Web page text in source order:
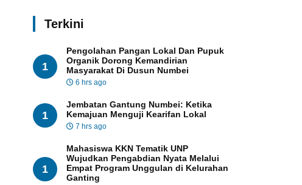
Terkini
1
Pengolahan Pangan Lokal Dan Pupuk
Organik Dorong Kemandirian
Masyarakat Di Dusun Numbei
6 hrs ago
1
Jembatan Gantung Numbei: Ketika
Kemajuan Menguji Kearifan Lokal
7 hrs ago
1
Mahasiswa KKN Tematik UNP
Wujudkan Pengabdian Nyata Melalui
Empat Program Unggulan di Kelurahan
Ganting